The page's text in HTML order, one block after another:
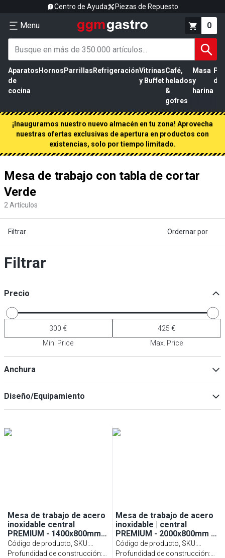
Centro de Ayuda Piezas de Repuesto
Menu 0
Aparatos
de
cocina
Hornos Parrillas RefrigeraciónVitrinas
y Buffet
Café,
helados
&
gofres
Masa
y
harina
de
¡Inauguramos nuestro nuevo almacén en tu zona! Aprovecha
nuestras ofertas exclusivas de apertura en productos con
existencias, solo por tiempo limitado.
Mesa de trabajo con tabla de cortar
Verde
2 Artículos
Filtrar Ordernar por
Filtrar
Precio
Min. Price Max. Price
Anchura
Diseño/Equipamiento
Mesa de trabajo de acero
inoxidable central
PREMIUM - 1400x800mm -
con estante inferior y
refuerzo omega - con
Código de producto, SKU:
ATK148#FKPWT148
Profundidad de construcción:
Mesa de trabajo de acero
inoxidable | central
PREMIUM - 2000x800mm -
con estante inferior y
refuerzo omega - con
Código de producto, SKU:
ATK208#FKPWT208
Profundidad de construcción: